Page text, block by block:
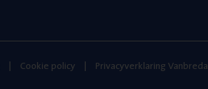
Cookie policy Privacyverklaring Vanbreda